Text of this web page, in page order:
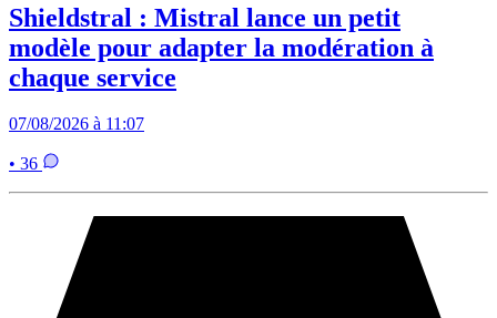
Shieldstral : Mistral lance un petit
modèle pour adapter la modération à
chaque service
07/08/2026 à 11:07
• 36